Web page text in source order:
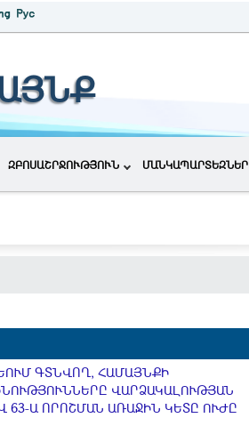
ԶԲՈՍԱՇՐՋՈՒԹՅՈՒՆ ՄԱՆԿԱՊԱՐՏԵԶՆԵՐ
ԳՏՆՎՈՂ, ՀԱՄԱՅՆՔԻ
ՎԱՐՁԱԿԱԼՈՒԹՅԱՆ
Ա ՈՐՈՇՄԱՆ ԱՌԱՋԻՆ ԿԵՏԸ ՈՒԺԸ